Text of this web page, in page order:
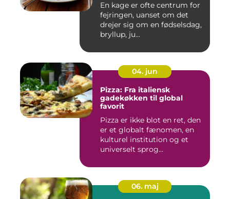
En kage er ofte centrum for
fejringen, uanset om det
drejer sig om en fødselsdag,
bryllup, ju...
04. jun
Pizza: Fra italiensk
gadekøkken til global
favorit
Pizza er ikke blot en ret, den
er et globalt fænomen, en
kulturel institution og et
universelt sprog...
06. maj